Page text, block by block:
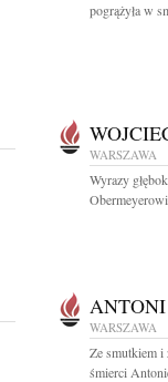
pogrążyła w
WARSZAWA
Wyrazy
WARSZAWA
Ze smutkiem i
śmierci